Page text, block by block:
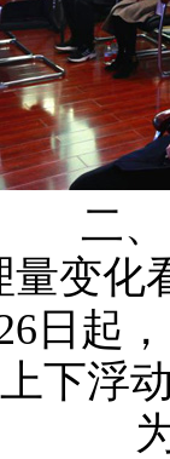
二、
变化
日起
下浮